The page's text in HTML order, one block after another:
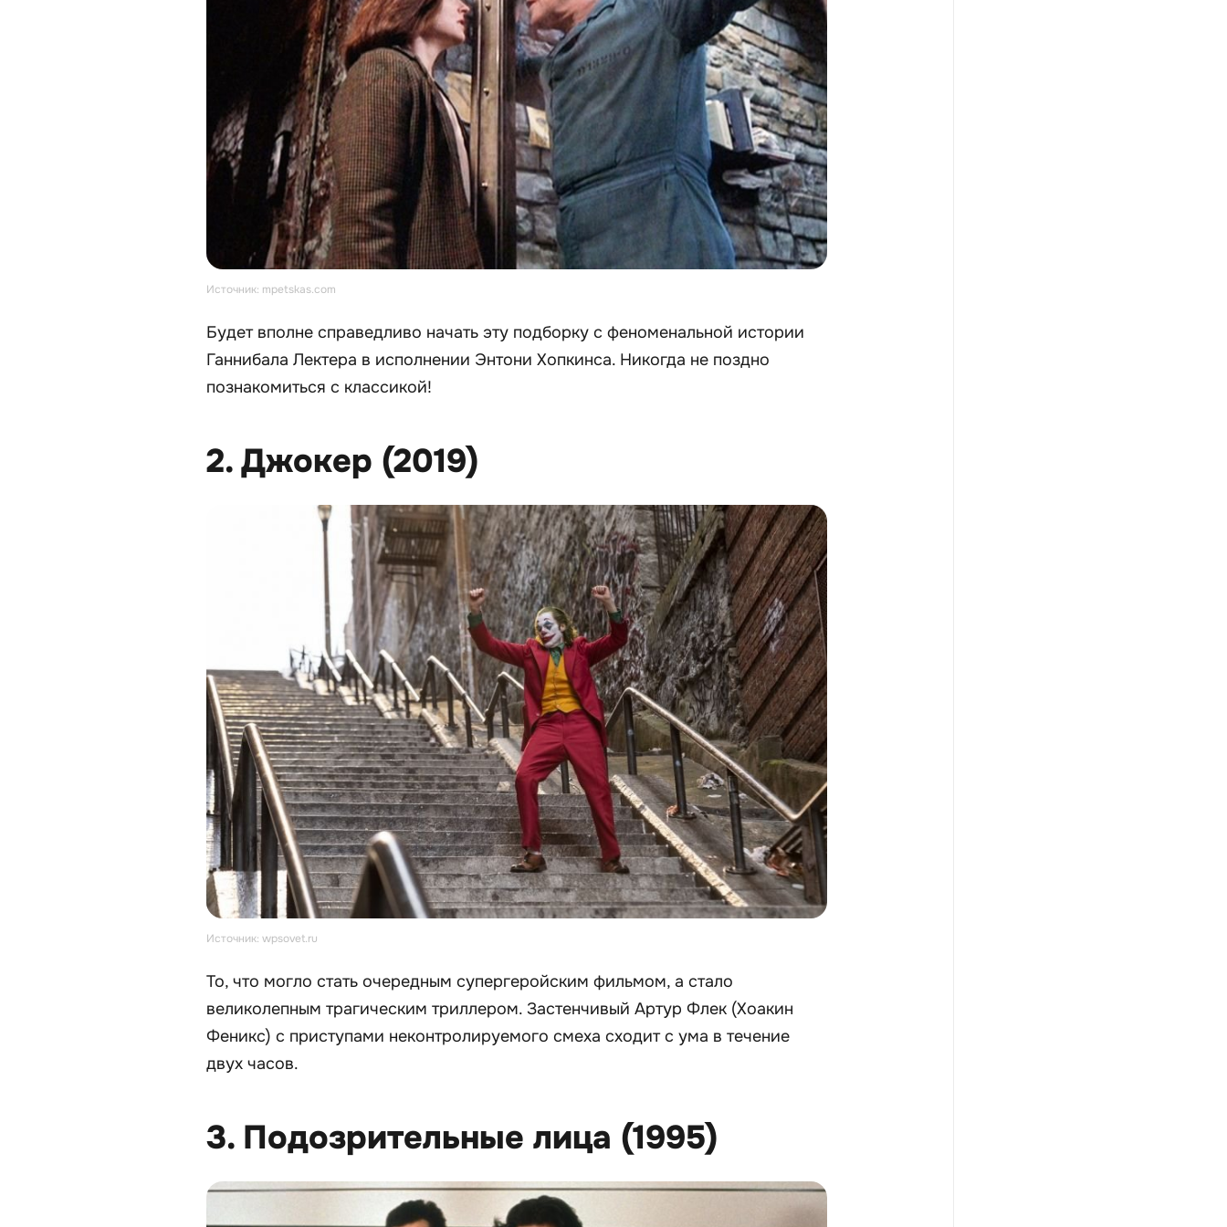
Источник: mpetskas.com
Будет вполне справедливо начать эту подборку с феноменальной истории
Ганнибала Лектера в исполнении Энтони Хопкинса. Никогда не поздно
познакомиться с классикой!
2. Джокер (2019)
Источник: wpsovet.ru
То, что могло стать очередным супергеройским фильмом, а стало
великолепным трагическим триллером. Застенчивый Артур Флек (Хоакин
Феникс) с приступами неконтролируемого смеха сходит с ума в течение
двух часов.
3. Подозрительные лица (1995)